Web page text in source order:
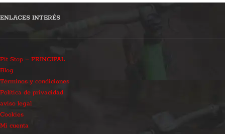
ENLACES INTERÉS
Pit Stop – PRINCIPAL
Blog
Términos y condiciones
Política de privacidad
aviso legal
Cookies
Mi cuenta